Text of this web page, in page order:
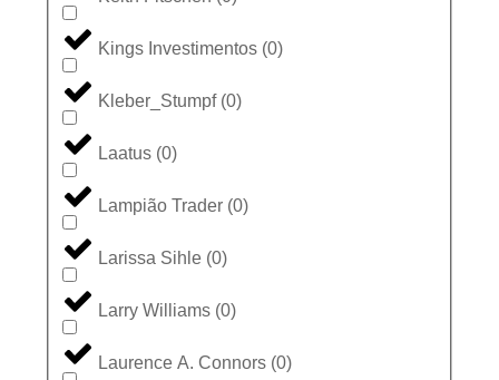
Kings Investimentos (0)
Kleber_Stumpf (0)
Laatus (0)
Lampião Trader (0)
Larissa Sihle (0)
Larry Williams (0)
Laurence A. Connors (0)